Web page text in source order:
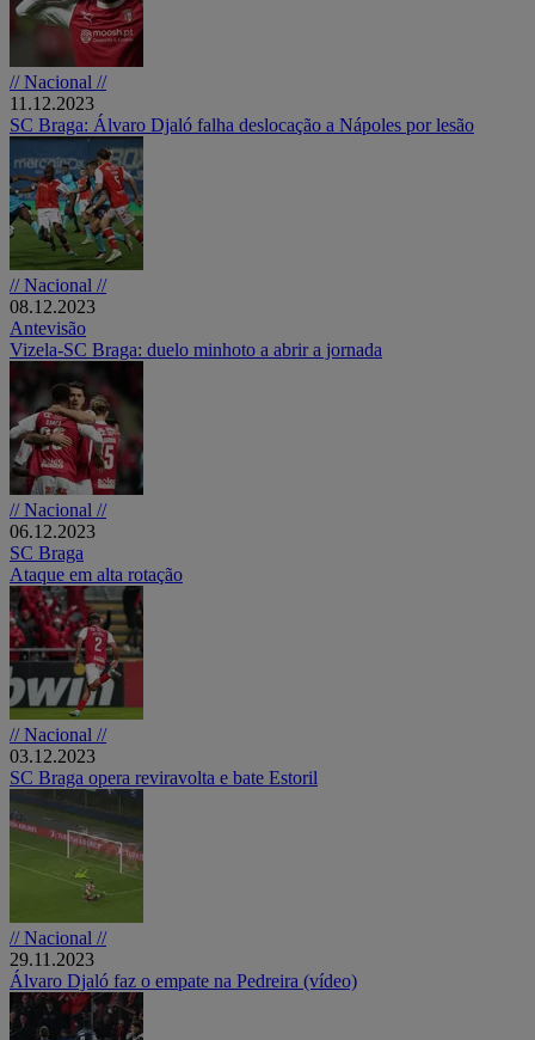
// Nacional //
11.12.2023
SC Braga: Álvaro Djaló falha deslocação a Nápoles por lesão
// Nacional //
08.12.2023
Antevisão
Vizela-SC Braga: duelo minhoto a abrir a jornada
// Nacional //
06.12.2023
SC Braga
Ataque em alta rotação
// Nacional //
03.12.2023
SC Braga opera reviravolta e bate Estoril
// Nacional //
29.11.2023
Álvaro Djaló faz o empate na Pedreira (vídeo)